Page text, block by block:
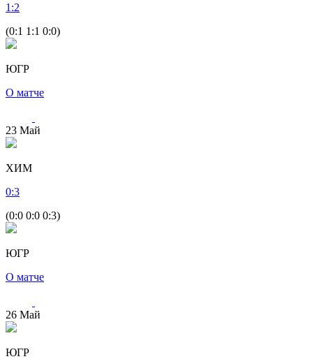
1 :2
(0:1 1:1 0:0)
ЮГР
О матче
23 Май
ХИМ
0:3
(0:0 0:0 0:3)
ЮГР
О матче
26 Май
ЮГР